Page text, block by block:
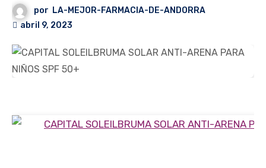
por LA-MEJOR-FARMACIA-DE-ANDORRA
abril 9, 2023